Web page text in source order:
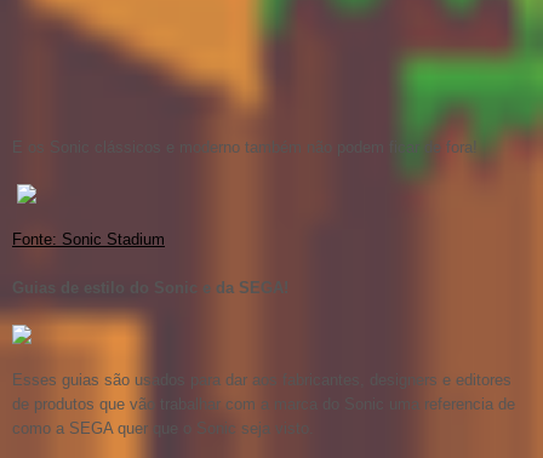
E os Sonic clássicos e moderno também não podem ficar de fora!
Fonte: Sonic Stadium
Guias de estilo do Sonic e da SEGA!
Esses guias são usados para dar aos fabricantes, designers e editores
de produtos que vão trabalhar com a marca do Sonic uma referencia de
como a SEGA quer que o Sonic seja visto.